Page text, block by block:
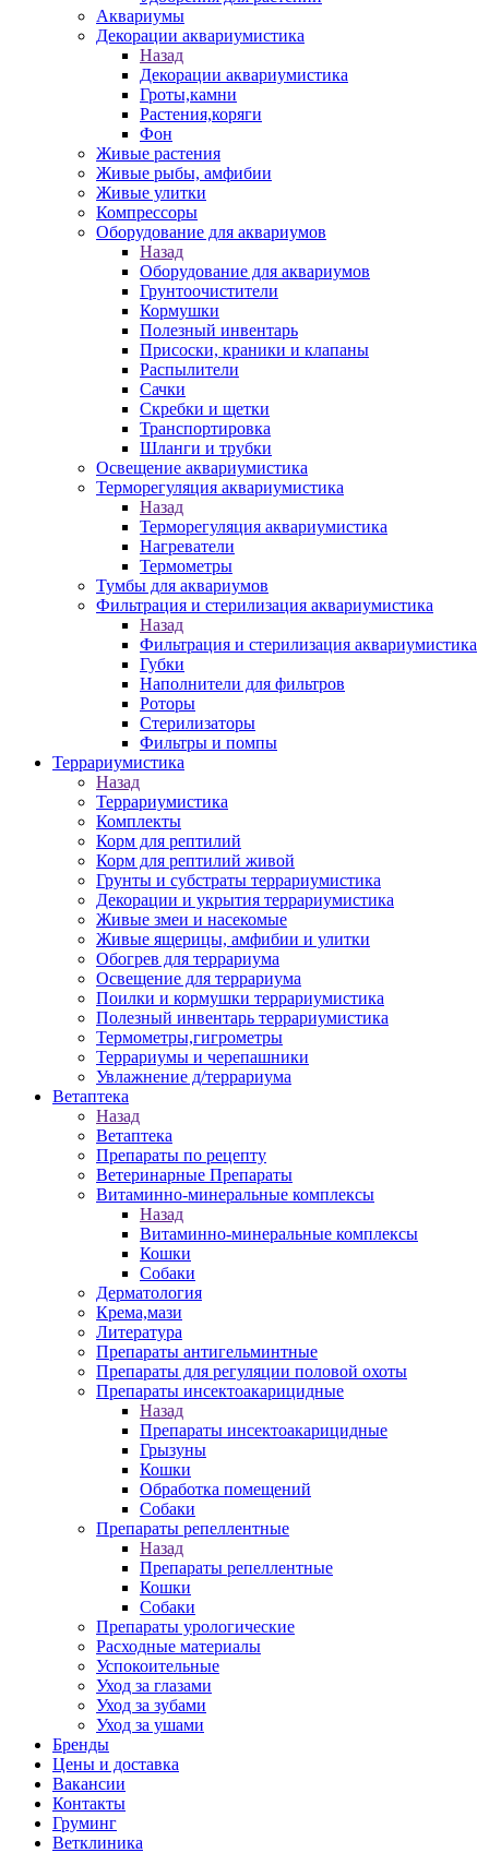
Аквариумы
Декорации аквариумистика
Назад
Декорации аквариумистика
Гроты,камни
Растения,коряги
Фон
Живые растения
Живые рыбы, амфибии
Живые улитки
Компрессоры
Оборудование для аквариумов
Назад
Оборудование для аквариумов
Грунтоочистители
Кормушки
Полезный инвентарь
Присоски, краники и клапаны
Распылители
Сачки
Скребки и щетки
Транспортировка
Шланги и трубки
Освещение аквариумистика
Терморегуляция аквариумистика
Назад
Терморегуляция аквариумистика
Нагреватели
Термометры
Тумбы для аквариумов
Фильтрация и стерилизация аквариумистика
Назад
Фильтрация и стерилизация аквариумистика
Губки
Наполнители для фильтров
Роторы
Стерилизаторы
Фильтры и помпы
Террариумистика
Назад
Террариумистика
Комплекты
Корм для рептилий
Корм для рептилий живой
Грунты и субстраты террариумистика
Декорации и укрытия террариумистика
Живые змеи и насекомые
Живые ящерицы, амфибии и улитки
Обогрев для террариума
Освещение для террариума
Поилки и кормушки террариумистика
Полезный инвентарь террариумистика
Термометры,гигрометры
Террариумы и черепашники
Увлажнение д/террариума
Ветаптека
Назад
Ветаптека
Препараты по рецепту
Ветеринарные Препараты
Витаминно-минеральные комплексы
Назад
Витаминно-минеральные комплексы
Кошки
Собаки
Дерматология
Крема,мази
Литература
Препараты антигельминтные
Препараты для регуляции половой охоты
Препараты инсектоакарицидные
Назад
Препараты инсектоакарицидные
Грызуны
Кошки
Обработка помещений
Собаки
Препараты репеллентные
Назад
Препараты репеллентные
Кошки
Собаки
Препараты урологические
Расходные материалы
Успокоительные
Уход за глазами
Уход за зубами
Уход за ушами
Бренды
Цены и доставка
Вакансии
Контакты
Груминг
Ветклиника